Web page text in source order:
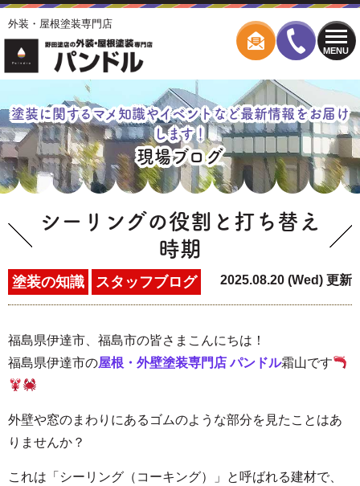
MENU
外装・屋根塗装専門店
塗装に関するマメ知識やイベントなど最新情報をお届け
します！
現場ブログ
シーリングの役割と打ち替え
時期
塗装の知識 スタッフブログ 2025.08.20 (Wed) 更新
福島県伊達市、福島市の皆さまこんにちは！
福島県伊達市の屋根・外壁塗装専門店 パンドル霜山です
外壁や窓のまわりにあるゴムのような部分を見たことはあ
りませんか？
これは「シーリング（コーキング）」と呼ばれる建材で、